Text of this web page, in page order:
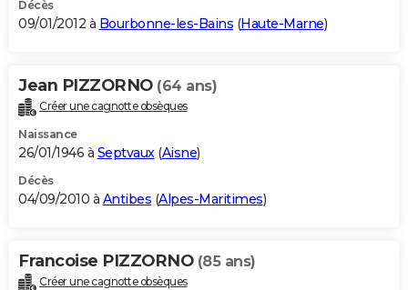
Décès
09/01/2012 à Bourbonne-les-Bains (Haute-Marne)
Jean PIZZORNO (64 ans)
Créer une cagnotte obsèques
Naissance
26/01/1946 à Septvaux(Aisne)
Décès
04/09/2010 à Antibes (Alpes-Maritimes)
Francoise PIZZORNO (85 ans)
Créer une cagnotte obsèques